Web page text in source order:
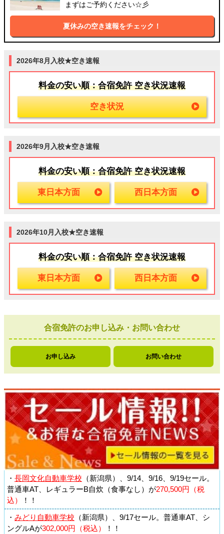
まずはご予約ください☆彡
夏休みの空き速報をチェック！
2026年8月入校★空き速報
料金の安い順：合宿免許 空き状況速報
空き状況
2026年9月入校★空き速報
料金の安い順：合宿免許 空き状況速報
東日本方面 西日本方面
2026年10月入校★空き速報
料金の安い順：合宿免許 空き状況速報
東日本方面 西日本方面
合宿免許のお申し込み・お問い合わせ
お申し込み お問い合わせ
・ 長岡文化自動車学校 （新潟県）、9/14、9/16、9/19セール。
普通車AT、レギュラーB自炊（食事なし）が270,500円（税
込）
！！
・ みどり自動車学校 （新潟県）、9/17セール。普通車AT、シ
ングルAが302,000円（税込）
！！